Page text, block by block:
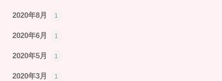
2020年8月 1
2020年6月 1
2020年5月 1
2020年3月 1